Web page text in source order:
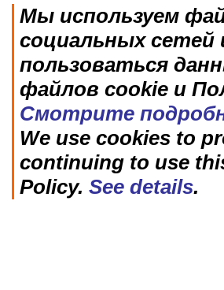
Мы используем
социальных сетей
пользоваться
файлов cookie и
Смотрите
We use cookies to
continuing to use
Policy. See details.